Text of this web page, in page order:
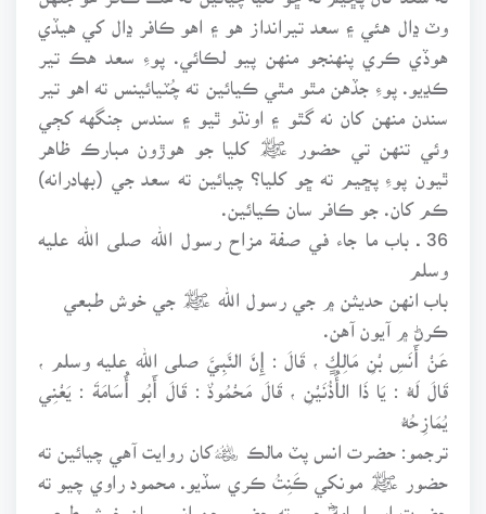
وٽ ڍال هئي ۽ سعد تيرانداز هو ۽ اهو ڪافر ڍال کي هيڏي
هوڏي ڪري پنهنجو منهن پيو لڪائي. پوءِ سعد هڪ تير
ڪڍيو. پوءِ جڏهن مٿو مٿي ڪيائين ته چُٽيائينس ته اهو تير
سندن منهن کان نه گٿو ۽ اونڌو ٿيو ۽ سندس ڄنگهه کڄي
وئي تنهن تي حضور ﷺ کليا جو هوڙون مبارڪ ظاهر
ٿيون پوءِ پڇيم ته ڇو کليا؟ چيائين ته سعد جي (بهادرانه)
ڪم کان. جو ڪافر سان ڪيائين.
36 ـ باب ما جاء في صفة مزاح رسول الله صلى الله عليه
وسلم
باب انهن حديثن ۾ جي رسول الله ﷺ جي خوش طبعي
ڪرڻ ۾ آيون آهن.
عَنْ أَنَسِ بْنِ مَالِكٍ ، قَالَ : إِنَّ النَّبِيَّ صلى الله عليه وسلم ،
قَالَ لَهُ : يَا ذَا الأُذُنَيْنِ ، قَالَ مَحْمُودٌ : قَالَ أَبُو أُسَامَةَ : يَعْنِي
يُمَازِحُهُ
ترجمو: حضرت انس پٽ مالڪ ﷦کان روايت آهي چيائين ته
حضور ﷺ مونکي ڪَنِتُ ڪري سڏيو. محمود راوي چيو ته
حضرت ابو اسامةؓ چيو ته حضور جن انس سان خوش طبعي